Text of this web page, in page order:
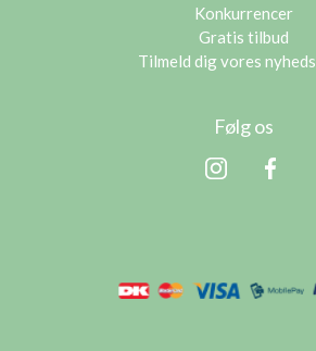
Konkurrencer
Gratis tilbud
Tilmeld dig vores
Følg os